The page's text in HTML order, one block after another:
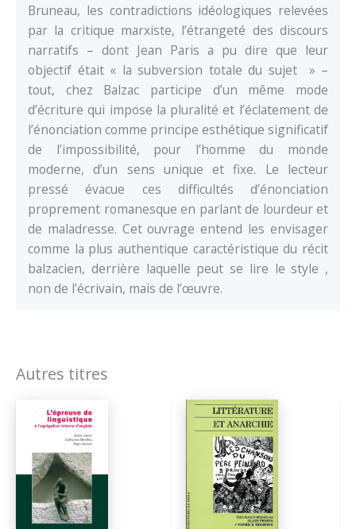
Bruneau, les contradictions idéologiques relevées
par la critique marxiste, l’étrangeté des discours
narratifs – dont Jean Paris a pu dire que leur
objectif était « la subversion totale du sujet » –
tout, chez Balzac participe d’un même mode
d’écriture qui impose la pluralité et l’éclatement de
l’énonciation comme principe esthétique significatif
de l’impossibilité, pour l’homme du monde
moderne, d’un sens unique et fixe. Le lecteur
pressé évacue ces difficultés d’énonciation
proprement romanesque en parlant de lourdeur et
de maladresse. Cet ouvrage entend les envisager
comme la plus authentique caractéristique du récit
balzacien, derrière laquelle peut se lire le style ,
non de l’écrivain, mais de l’œuvre.
Autres titres